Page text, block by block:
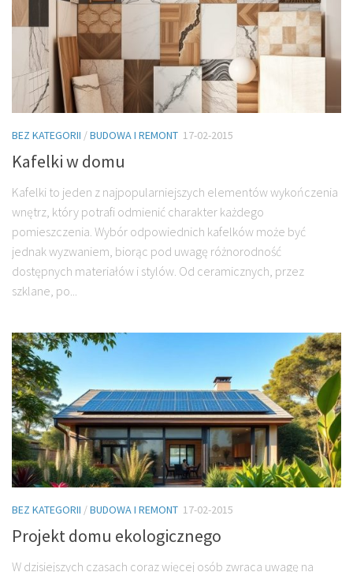
BEZ KATEGORII /BUDOWA I REMONT 17-02-2015
Kafelki w domu
Kafelki to jeden z najpopularniejszych elementów wykończenia
wnętrz, który potrafi odmienić charakter każdego
pomieszczenia. Wybór odpowiednich kafelków może być
jednak wyzwaniem, biorąc pod uwagę różnorodność
dostępnych materiałów i stylów. Od ceramicznych, przez
szklane, po...
BEZ KATEGORII /BUDOWA I REMONT 17-02-2015
Projekt domu ekologicznego
W dzisiejszych czasach coraz więcej osób zwraca uwagę na